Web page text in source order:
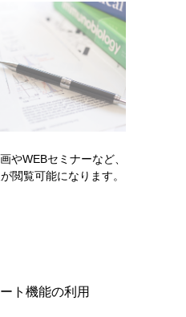
探す
やWEBセミナーなど、
閲覧可能になります。
ト機能の利用